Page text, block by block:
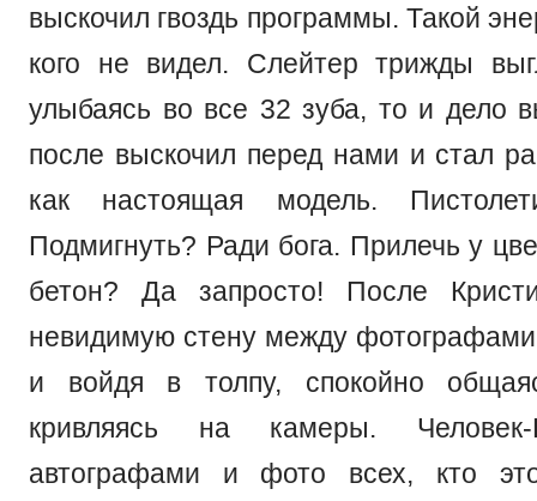
выскочил гвоздь программы. Такой
кого не видел. Слейтер трижды
улыбаясь во все 32 зуба, то и дело
после выскочил перед нами и стал
как настоящая модель.
Подмигнуть? Ради бога. Прилечь у
бетон? Да запросто! После
невидимую стену между
и войдя в толпу, спокойно
кривляясь на камеры. Человек-
автографами и фото всех, кто